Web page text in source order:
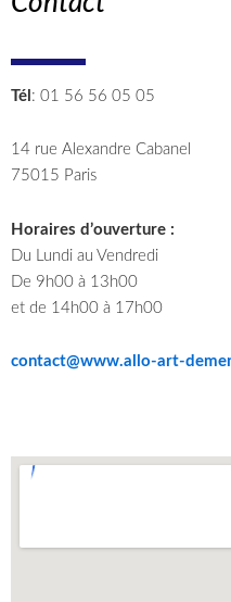
Tél : 01 56 56 05 05
14 rue Alexandre Cabanel
75015 Paris
Horaires d’ouverture :
Du Lundi au Vendredi
De 9h00 à 13h00
et de 14h00 à 17h00
contact@www.allo-art-